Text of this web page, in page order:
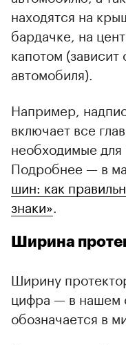
находятся на
бардачке, на
капотом
автомобиля).
Например,
включает все
необходимые
Подробнее — в
шин: как
знаки».
Ширина
Ширину
цифра — в нашем
обозначается в